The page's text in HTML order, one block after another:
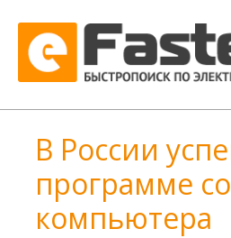
В России
программе
компьютера